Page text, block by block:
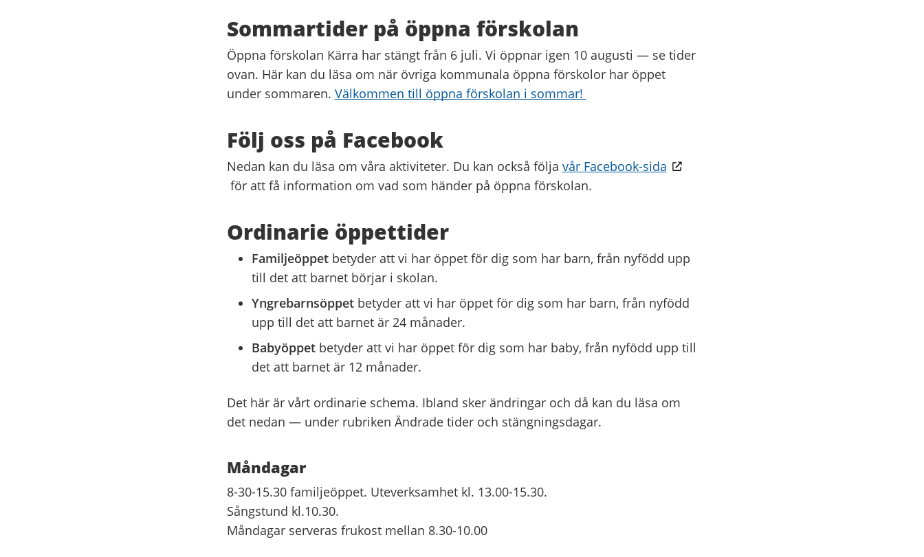
Sommartider på öppna förskolan
Öppna förskolan Kärra har stängt från 6 juli. Vi öppnar igen 10 augusti — se tider
ovan. Här kan du läsa om när övriga kommunala öppna förskolor har öppet
under sommaren. Välkommen till öppna förskolan i sommar!
Följ oss på Facebook
Nedan kan du läsa om våra aktiviteter. Du kan också följa vår Facebook-sida
för att få information om vad som händer på öppna förskolan.
Ordinarie öppettider
Familjeöppet betyder att vi har öppet för dig som har barn, från nyfödd upp
till det att barnet börjar i skolan.
Yngrebarnsöppet betyder att vi har öppet för dig som har barn, från nyfödd
upp till det att barnet är 24 månader.
Babyöppet betyder att vi har öppet för dig som har baby, från nyfödd upp till
det att barnet är 12 månader.
Det här är vårt ordinarie schema. Ibland sker ändringar och då kan du läsa om
det nedan — under rubriken Ändrade tider och stängningsdagar.
Måndagar
8-30-15.30 familjeöppet. Uteverksamhet kl. 13.00-15.30.
Sångstund kl.10.30.
Måndagar serveras frukost mellan 8.30-10.00